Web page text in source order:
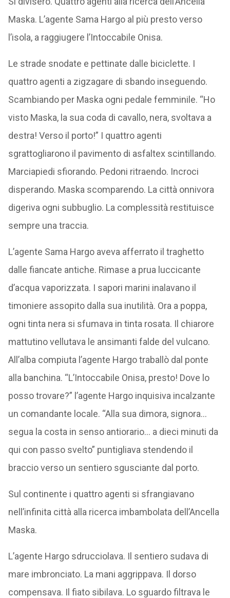
Maska. L’agente Sama Hargo al più presto verso
l’isola, a raggiugere l’Intoccabile Onisa.
Le strade snodate e pettinate dalle biciclette. I
quattro agenti a zigzagare di sbando inseguendo.
Scambiando per Maska ogni pedale femminile. “Ho
visto Maska, la sua coda di cavallo, nera, svoltava a
destra! Verso il porto!” I quattro agenti
sgrattogliarono il pavimento di asfaltex scintillando.
Marciapiedi sfiorando. Pedoni ritraendo. Incroci
disperando. Maska scomparendo. La città onnivora
digeriva ogni subbuglio. La complessità restituisce
sempre una traccia.
L’agente Sama Hargo aveva afferrato il traghetto
dalle fiancate antiche. Rimase a prua luccicante
d’acqua vaporizzata. I sapori marini inalavano il
timoniere assopito dalla sua inutilità. Ora a poppa,
ogni tinta nera si sfumava in tinta rosata. Il chiarore
mattutino vellutava le ansimanti falde del vulcano.
All’alba compiuta l’agente Hargo traballò dal ponte
alla banchina. “L’Intoccabile Onisa, presto! Dove lo
posso trovare?” l’agente Hargo inquisiva incalzante
un comandante locale. “Alla sua dimora, signora…
segua la costa in senso antiorario… a dieci minuti da
qui con passo svelto” puntigliava stendendo il
braccio verso un sentiero sgusciante dal porto.
Sul continente i quattro agenti si sfrangiavano
nell’infinita città alla ricerca imbambolata dell’Ancella
Maska.
L’agente Hargo sdrucciolava. Il sentiero sudava di
mare imbronciato. La mani aggrippava. Il dorso
compensava. Il fiato sibilava. Lo sguardo filtrava le